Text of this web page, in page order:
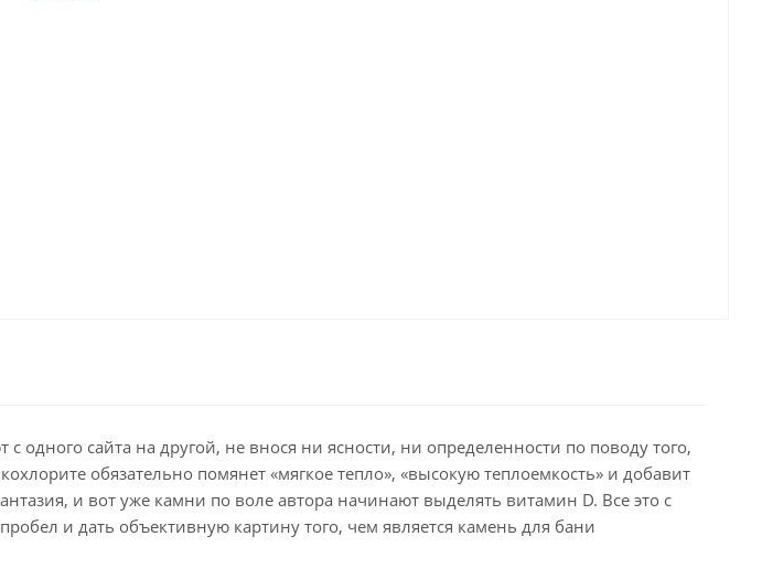
одного сайта на другой, не внося ни ясности, ни определенности по поводу того,
обязательно помянет «мягкое тепло», «высокую теплоемкость» и добавит
и вот уже камни по воле автора начинают выделять витамин D. Все это с
и дать объективную картину того, чем является камень для бани